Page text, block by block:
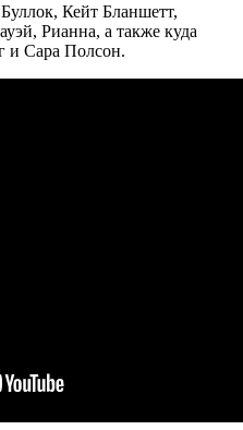
Кейт Бланшетт,
Рианна, а также куда
и Сара Полсон.